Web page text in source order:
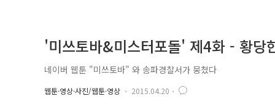
'미쓰토바&미스터포돌' 제4화 - 황당
네이버 웹툰 "미쓰토바" 와 송파경찰서가 뭉쳤다
웹툰·영상·사진/웹툰·영상 2015.04.20